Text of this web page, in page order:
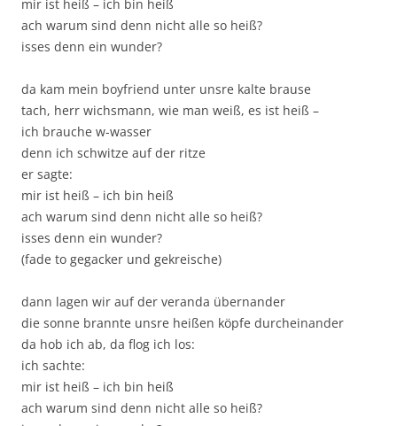
mir ist heiß – ich bin heiß
ach warum sind denn nicht alle so heiß?
isses denn ein wunder?
da kam mein boyfriend unter unsre kalte brause
tach, herr wichsmann, wie man weiß, es ist heiß –
ich brauche w-wasser
denn ich schwitze auf der ritze
er sagte:
mir ist heiß – ich bin heiß
ach warum sind denn nicht alle so heiß?
isses denn ein wunder?
(fade to gegacker und gekreische)
dann lagen wir auf der veranda übernander
die sonne brannte unsre heißen köpfe durcheinander
da hob ich ab, da flog ich los:
ich sachte:
mir ist heiß – ich bin heiß
ach warum sind denn nicht alle so heiß?